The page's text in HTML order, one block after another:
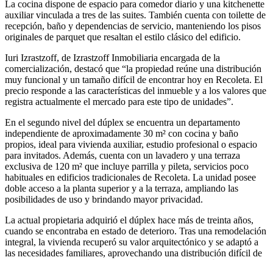
La cocina dispone de espacio para comedor diario y una kitchenette
auxiliar vinculada a tres de las suites. También cuenta con toilette de
recepción, baño y dependencias de servicio, manteniendo los pisos
originales de parquet que resaltan el estilo clásico del edificio.
Iuri Izrastzoff, de Izrastzoff Inmobiliaria encargada de la
comercialización, destacó que “la propiedad reúne una distribución
muy funcional y un tamaño difícil de encontrar hoy en Recoleta. El
precio responde a las características del inmueble y a los valores que
registra actualmente el mercado para este tipo de unidades”.
En el segundo nivel del dúplex se encuentra un departamento
independiente de aproximadamente 30 m² con cocina y baño
propios, ideal para vivienda auxiliar, estudio profesional o espacio
para invitados. Además, cuenta con un lavadero y una terraza
exclusiva de 120 m² que incluye parrilla y pileta, servicios poco
habituales en edificios tradicionales de Recoleta. La unidad posee
doble acceso a la planta superior y a la terraza, ampliando las
posibilidades de uso y brindando mayor privacidad.
La actual propietaria adquirió el dúplex hace más de treinta años,
cuando se encontraba en estado de deterioro. Tras una remodelación
integral, la vivienda recuperó su valor arquitectónico y se adaptó a
las necesidades familiares, aprovechando una distribución difícil de